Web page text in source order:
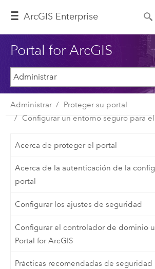
ArcGIS Enterprise
Portal for ArcGIS
Administrar
Proteger su portal
Configurar un entorno seguro para
Acerca de proteger el portal
Acerca de la autenticación de la
portal
Configurar los ajustes de seguridad
Configurar el controlador de dominio
Portal for ArcGIS
Prácticas recomendadas de seguridad